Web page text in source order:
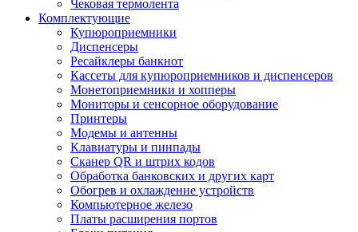
Чековая термолента
Комплектующие
Купюроприемники
Диспенсеры
Ресайклеры банкнот
Кассеты для купюроприемников и диспенсеров
Монетоприемники и хопперы
Мониторы и сенсорное оборудование
Принтеры
Модемы и антенны
Клавиатуры и пинпады
Сканер QR и штрих кодов
Обработка банковских и других карт
Обогрев и охлаждение устройств
Компьютерное железо
Платы расширения портов